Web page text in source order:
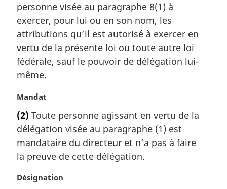
g
i
n
a
l
e
:
personne visée au paragraphe 8(1) à
exercer, pour lui ou en son nom, les
attributions qu’il est autorisé à exercer en
vertu de la présente loi ou toute autre loi
fédérale, sauf le pouvoir de délégation lui-
même.
N
t
e
m
a
g
Mandat
(2) Toute personne agissant en vertu de la
délégation visée au paragraphe (1) est
mandataire du directeur et n’a pas à faire
la preuve de cette délégation.
N
Désignation